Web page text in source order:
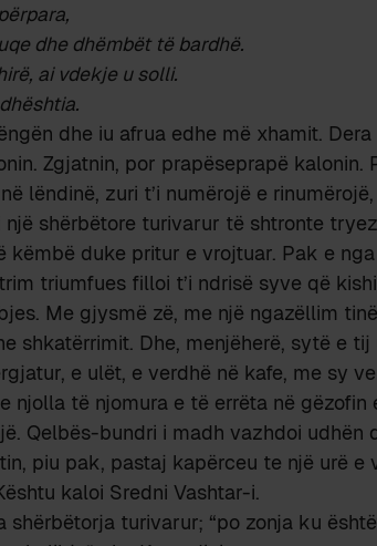
dhe dhëmbët të bardhë.
ai vdekje u solli.
dhe iu afrua edhe më xhamit.
Zgjatnin, por prapëseprapë kalonin.
lëndinë, zuri t’i numërojë e
shërbëtore turivarur të shtronte
këmbë duke pritur e vrojtuar. Pak e
triumfues filloi t’i ndrisë syve që
Me gjysmë zë, me një ngazëllim
shkatërrimit. Dhe, menjëherë, sytë e
e ulët, e verdhë në kafe, me sy
njolla të njomura e të errëta në
Qelbës-bundri i madh vazhdoi udhën
piu pak, pastaj kapërceu te një urë e
kaloi Sredni Vashtar-i.
shërbëtorja turivarur; “po zonja ku